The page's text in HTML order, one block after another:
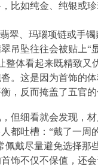
比如纯金、纯银或
翠、玛瑙项链或手
吊坠往往会被贴上“
整体看起来既精致又
。这是因为首饰的
，反而掩盖了五官的
但细看就会发现，材
都吐槽：“戴了一周
戴尽量避免选择那
饰不仅不保值，还